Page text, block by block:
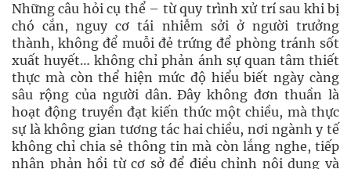
Những câu hỏi cụ thể – từ quy trình xử trí sau khi bị
chó cắn, nguy cơ tái nhiễm sởi ở người trưởng
thành, không để muỗi đẻ trứng để phòng tránh sốt
xuất huyết… không chỉ phản ánh sự quan tâm thiết
thực mà còn thể hiện mức độ hiểu biết ngày càng
sâu rộng của người dân. Đây không đơn thuần là
hoạt động truyền đạt kiến thức một chiều, mà thực
sự là không gian tương tác hai chiều, nơi ngành y tế
không chỉ chia sẻ thông tin mà còn lắng nghe, tiếp
nhận phản hồi từ cơ sở để điều chỉnh nội dung và